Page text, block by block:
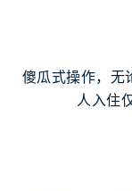
傻瓜式操作，无
人入住